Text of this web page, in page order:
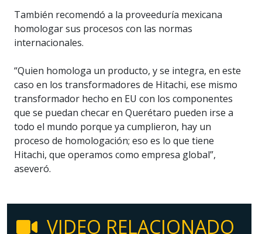
También recomendó a la proveeduría mexicana
homologar sus procesos con las normas
internacionales.
“Quien homologa un producto, y se integra, en este
caso en los transformadores de Hitachi, ese mismo
transformador hecho en EU con los componentes
que se puedan checar en Querétaro pueden irse a
todo el mundo porque ya cumplieron, hay un
proceso de homologación; eso es lo que tiene
Hitachi, que operamos como empresa global”,
aseveró.
VIDEO RELACIONADO